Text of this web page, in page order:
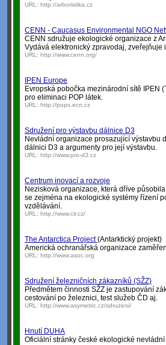
URL: http://arboristika.cz
CENN - Caucasus Environmental NGO
CENN sdružuje ekologické organizace z
Vydává elektronický zpravodaj,
URL: http://www.cenn.org/
IPEN Europe
Evropská pobočka mezinárodní sítě IPEN
pro eliminaci POP látek.
URL: http://pops.ecn.cz
Sdružení pro výstavbu dálnice D3
Nevládní organizace prosazující výstavbu
dálnici D3 a argumenty pro její výstavbu.
URL: http://www.pro-d3.cz
Centrum inovací a rozvoje
Nezisková organizace, která dříve
se zejména na ekologické systémy řízení
vzdělávání.
URL: http://www.cir.cz/
The Antarctica Project(Antarktický projekt)
Americká ochranářská organizace
URL: http://www.asoc.org
Sdružení železničních zákazníků (SŽZ)
Předmětem činnosti SŽZ je zastupování
cestování po železnici, test služeb ČD aj.
URL: http://www.asymetric.cz/sdruzeni/
Hnutí DUHA
Oficiální stránky české ekologické